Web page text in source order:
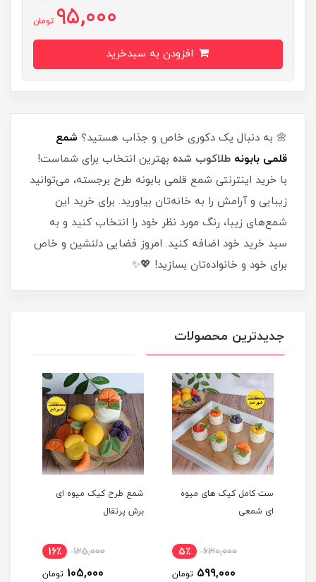
95,000 تومان
🌼 به دنبال یک دکوری خاص و جذاب هستید؟ شمع
قلمی بابونه طلاکوب شده بهترین انتخاب برای شماست!
با خرید اینترنتی شمع قلمی بابونه طرح برجسته، می‌توانید
زیبایی و آرامش را به خانه‌تان بیاورید. برای خرید این
شمع‌های زیبا، رنگ مورد نظر خود را انتخاب کنید و به
سبد خرید خود اضافه کنید. امروز فضایی دلنشین و خاص
برای خود و خانواده‌تان بسازید! 💖✨
جدیدترین محصولات
ست کامل کیک های میوه
ای شمعی
630,000 5٪
599,000 تومان
شمع طرح کیک میوه ای
برش پرتقال
125,000 16٪
105,000 تومان